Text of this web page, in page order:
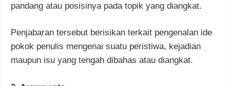
pandang atau posisinya pada topik yang diangkat.
Penjabaran tersebut berisikan terkait pengenalan ide
pokok penulis mengenai suatu peristiwa, kejadian
maupun isu yang tengah dibahas atau diangkat.